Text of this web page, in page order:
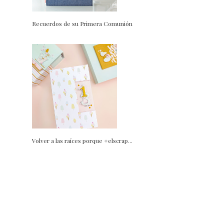
Recuerdos de su Primera Comunión
Volver a las raíces porque #elscrap...